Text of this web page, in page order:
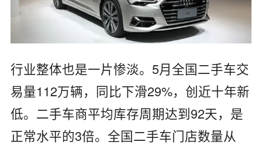
行业整体也是一片惨淡。5月全国二手车交
易量112万辆，同比下滑29%，创近十年新
低。二手车商平均库存周期达到92天，是
正常水平的3倍。全国二手车门店数量从